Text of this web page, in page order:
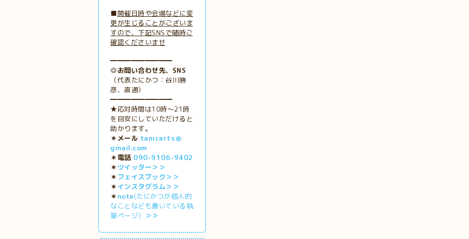
■開催日時や会場などに変
更が生じることがございま
すので、下記SNSで随時ご
確認くださいませ
━━━━━━━━━
◎お問い合わせ先、SNS
（代表たにかつ：谷川勝
彦、直通）
━━━━━━━━━
★応対時間は10時～21時
を目安にしていただけると
助かります。
＊メール tanicarts＠
gmail.com
＊電話 090-9106-9402
＊ ツイッター＞＞
＊ フェイスブック＞＞
＊ インスタグラム＞＞
＊ note(たにかつが個人的
なことなども書いている執
筆ページ）
＞＞